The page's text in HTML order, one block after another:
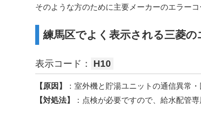
そのような方のために主要メーカーのエラー
練馬区でよく表示される三菱の
表示コード： H10
【原因】
：室外機と貯湯ユニットの通信異常
【対処法】
：点検が必要ですので、給水配管